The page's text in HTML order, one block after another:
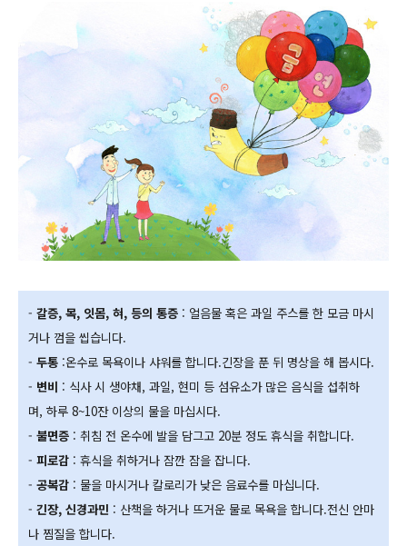
- 갈증, 목, 잇몸, 혀, 등의 통증 : 얼음물 혹은 과일 주스를 한 모금 마시
거나 껌을 씹습니다.
- 두통 :온수로 목욕이나 샤워를 합니다.긴장을 푼 뒤 명상을 해 봅시다.
- 변비 : 식사 시 생야채, 과일, 현미 등 섬유소가 많은 음식을 섭취하
며, 하루 8~10잔 이상의 물을 마십시다.
- 불면증 : 취침 전 온수에 발을 담그고 20분 정도 휴식을 취합니다.
- 피로감 : 휴식을 취하거나 잠깐 잠을 잡니다.
- 공복감 : 물을 마시거나 칼로리가 낮은 음료수를 마십니다.
- 긴장, 신경과민 : 산책을 하거나 뜨거운 물로 목욕을 합니다.전신 안마
나 찜질을 합니다.